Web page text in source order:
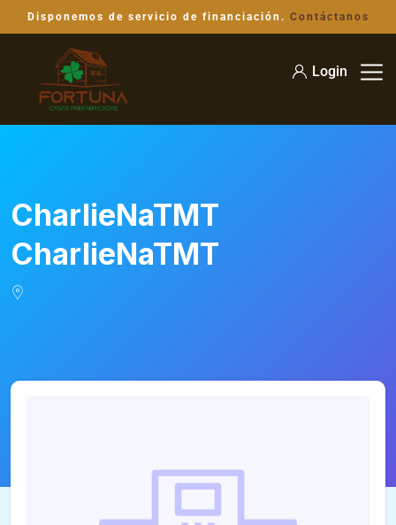
Disponemos de servicio de financiación. Contáctanos
Login
CharlieNaTMT
CharlieNaTMT